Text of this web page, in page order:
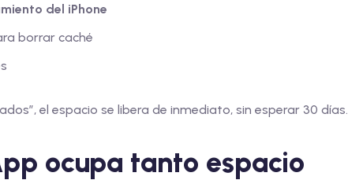
del iPhone
borrar caché
el espacio se libera de inmediato, sin esperar 30 días.
ocupa tanto espacio